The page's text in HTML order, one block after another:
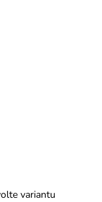
variantu